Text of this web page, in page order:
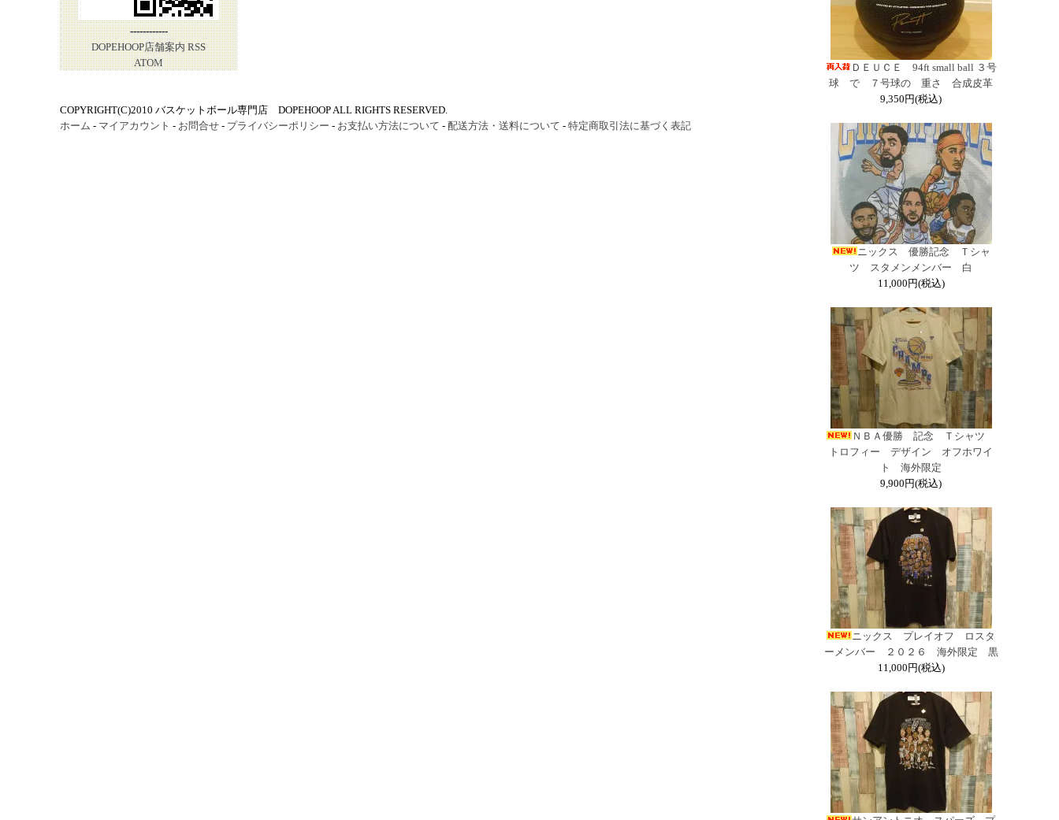
------------
DOPEHOOP店舗案内 RSS
ATOM
ＤＥＵＣＥ 94ft small ball ３号
球 で ７号球の 重さ 合成皮革
9,350円(税込)
ニックス 優勝記念 Ｔシャ
ツ スタメンメンバー 白
11,000円(税込)
ＮＢＡ優勝 記念 Ｔシャツ
トロフィー デザイン オフホワイ
ト 海外限定
9,900円(税込)
ニックス プレイオフ ロスタ
ーメンバー ２０２６ 海外限定 黒
11,000円(税込)
COPYRIGHT(C)2010 バスケットボール専門店 DOPEHOOP ALL RIGHTS RESERVED.
ホーム - マイアカウント - お問合せ - プライバシーポリシー - お支払い方法について - 配送方法・送料について - 特定商取引法に基づく表記